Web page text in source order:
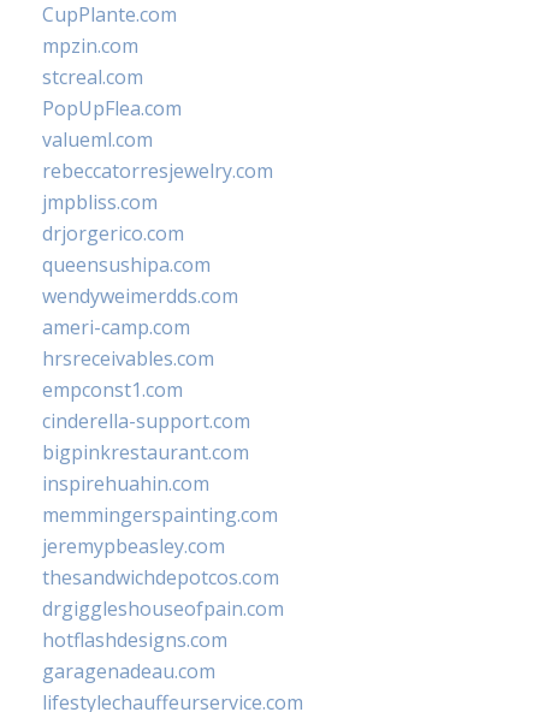
CupPlante.com
mpzin.com
stcreal.com
PopUpFlea.com
valueml.com
rebeccatorresjewelry.com
jmpbliss.com
drjorgerico.com
queensushipa.com
wendyweimerdds.com
ameri-camp.com
hrsreceivables.com
empconst1.com
cinderella-support.com
bigpinkrestaurant.com
inspirehuahin.com
memmingerspainting.com
jeremypbeasley.com
thesandwichdepotcos.com
drgiggleshouseofpain.com
hotflashdesigns.com
garagenadeau.com
lifestylechauffeurservice.com